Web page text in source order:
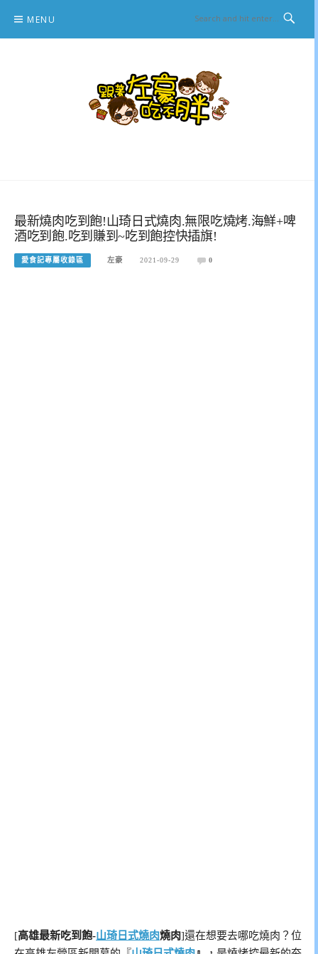
content
MENU
最新燒肉吃到飽!山琦日式燒肉.無限吃燒烤.海鮮+啤
酒吃到飽.吃到賺到~吃到飽控快插旗!
愛食記專屬收錄區 左豪 2021-09-29 0
[高雄最新吃到飽-山琦日式燒肉燒肉]還在想要去哪吃燒肉？位